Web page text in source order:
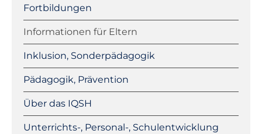
Fortbildungen
Informationen für Eltern
Inklusion, Sonderpädagogik
Pädagogik, Prävention
Über das IQSH
Unterrichts-, Personal-, Schulentwicklung